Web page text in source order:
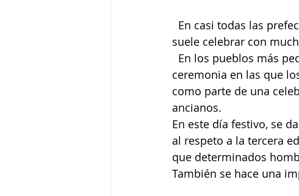
suele celebrar con
ceremonia en las que
como parte de una
ancianos.
En este día festivo, se
al respeto a la tercera
que determinados
También se hace una